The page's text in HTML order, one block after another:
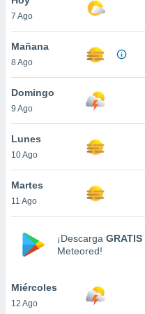
en
más
nuestra
de
aceptar
de
7 Ago
Mañana
8 Ago
Domingo
9 Ago
Lunes
10 Ago
Martes
11 Ago
¡Descarga GRATIS
Meteored!
Miércoles
12 Ago